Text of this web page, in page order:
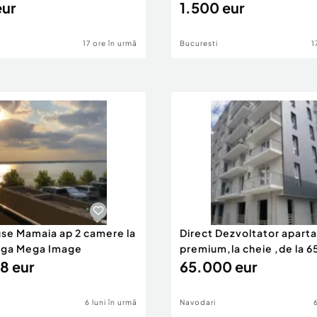
si licee, magzine,
vizionarilor,
semnarii unui acord
Apartamente И™i
se numeИ™te Vatra
din ansamblurile
Noi la sud.
17 ore în urmă
1.500 eur
Bucuresti
Mamaia ap 2 camere la
Mega Image
eur
6 luni în urmă
Direct Dezvoltator
premium,la cheie ,de la
eur
65.000 eur
Navodari